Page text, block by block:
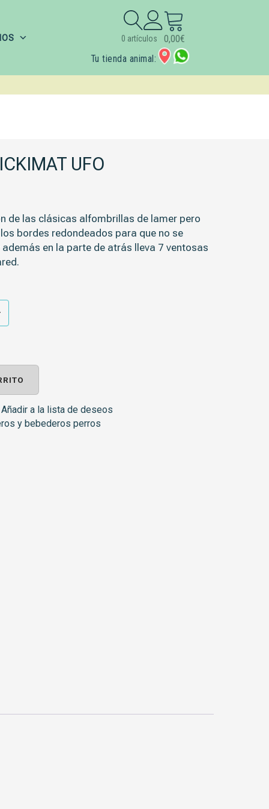
Tu tienda animal:
Buscar:
0,00€
0 artículos
UFO
de las clásicas alfombrillas de lamer pero
bordes redondeados para que no se
en la parte de atrás lleva 7 ventosas
Añadir a la lista de deseos
y bebederos perros